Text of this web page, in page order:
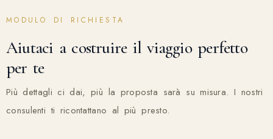
MODULO DI RICHIESTA
Aiutaci a costruire il viaggio perfetto
per te
Più dettagli ci dai, più la proposta sarà su misura. I nostri
consulenti ti ricontattano al più presto.